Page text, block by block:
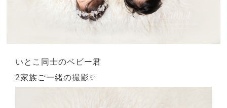
いとこ同士のベビー君
2家族ご一緒の撮影✨